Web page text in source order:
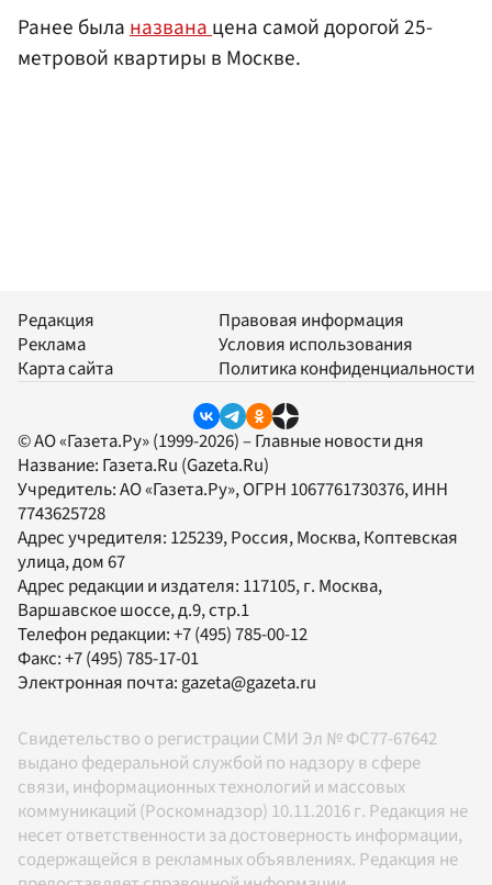
Ранее быланазванацена самой дорогой 25-
метровой квартиры в Москве.
Редакция
Реклама
Карта сайта
Правовая информация
Условия использования
Политика конфиденциальности
© АО «Газета.Ру» (1999-2026) – Главные новости дня
Название: Газета.Ru (Gazeta.Ru)
Учредитель:АО «Газета.Ру», ОГРН 1067761730376, ИНН
7743625728
Адрес учредителя: 125239, Россия, Москва, Коптевская
улица, дом 67
Адрес редакции и издателя: 117105, г. Москва,
Варшавское шоссе, д.9, стр.1
Телефон редакции:+7 (495) 785-00-12
Факс:+7 (495) 785-17-01
Электронная почта:gazeta@gazeta.ru
Свидетельство о регистрации СМИ Эл № ФС77-67642
выдано федеральной службой по надзору в сфере
связи, информационных технологий и массовых
коммуникаций (Роскомнадзор) 10.11.2016 г. Редакция не
несет ответственности за достоверность информации,
содержащейся в рекламных объявлениях. Редакция не